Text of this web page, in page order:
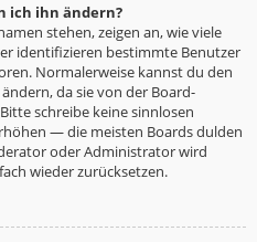
ich ihn ändern?
stehen, zeigen an, wie viele
identifizieren bestimmte Benutzer
Normalerweise kannst du den
da sie von der Board-
schreibe keine sinnlosen
— die meisten Boards dulden
oder Administrator wird
wieder zurücksetzen.